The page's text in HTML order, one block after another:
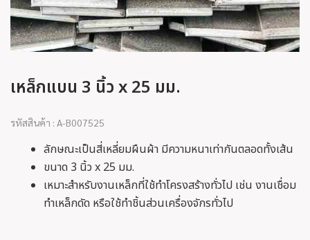
เหล็กแบน 3 นิ้ว x 25 มม.
รหัสสินค้า : A-B007525
ลักษณะเป็นสี่เหลี่ยมผืนผ้า มีความหนาเท่ากันตลอดทั้งเส้น
ขนาด 3 นิ้ว x 25 มม.
เหมาะสำหรับงานเหล็กที่ใช้ทำโครงสร้างทั่วไป เช่น งานเชื่อม
ทำเหล็กดัด หรือใช้ทำชิ้นส่วนเครื่องจักรทั่วไป